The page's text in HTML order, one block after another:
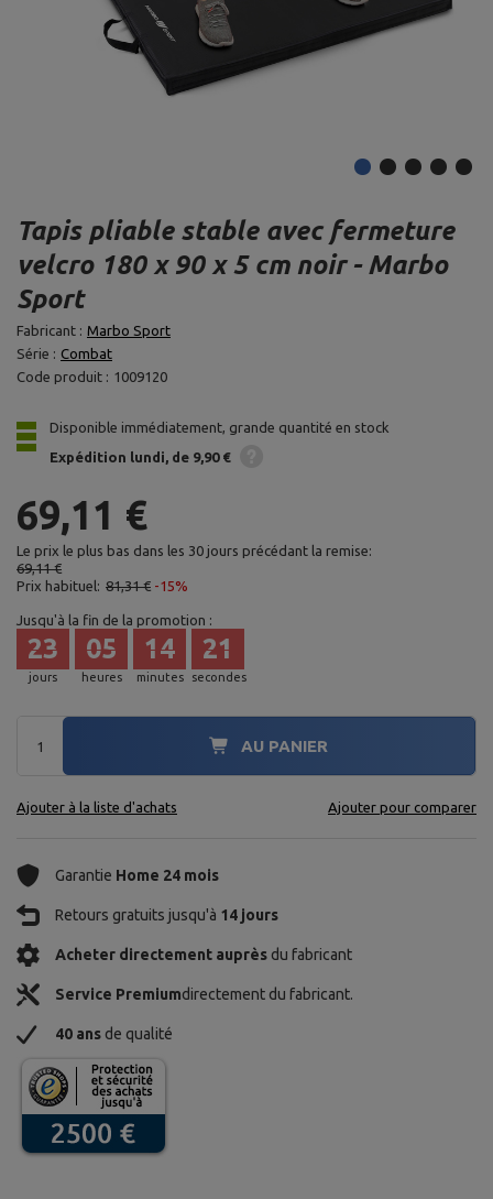
Tapis pliable stable avec fermeture
velcro 180 x 90 x 5 cm noir - Marbo
Sport
Fabricant : Marbo Sport
Série : Combat
Code produit : 1009120
Disponible immédiatement, grande quantité en stock
Expédition lundi de 9,90 €
69,11 €
Le prix le plus bas dans les 30 jours précédant la remise:
69,11 €
Prix habituel: 81,31 € -15%
Jusqu'à la fin de la promotion :
jours
23
heures
05
minutes
14
secondes
20
AU PANIER
Ajouter à la liste d'achats Ajouter pour comparer
Garantie Home 24 mois
Retours gratuits jusqu'à 14 jours
Acheter directement auprès du fabricant
Service Premiumdirectement du fabricant.
40 ans de qualité